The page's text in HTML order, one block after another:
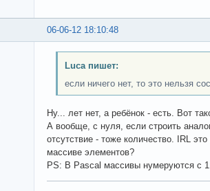
06-06-12 18:10:48
Luca пишет:
если ничего нет, то это нельзя
Ну... лет нет, а ребёнок - есть. Вот
А вообще, с нуля, если строить
отсутствие - тоже количество. IRL
массиве элементов?
PS: В Pascal массивы нумеруются с